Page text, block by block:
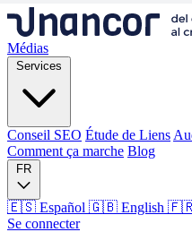
Médias
Services
Conseil SEO Étude de Liens
Comment ça marche Blog
FR
🇪🇸 Español 🇬🇧 English 🇫🇷
Se connecter